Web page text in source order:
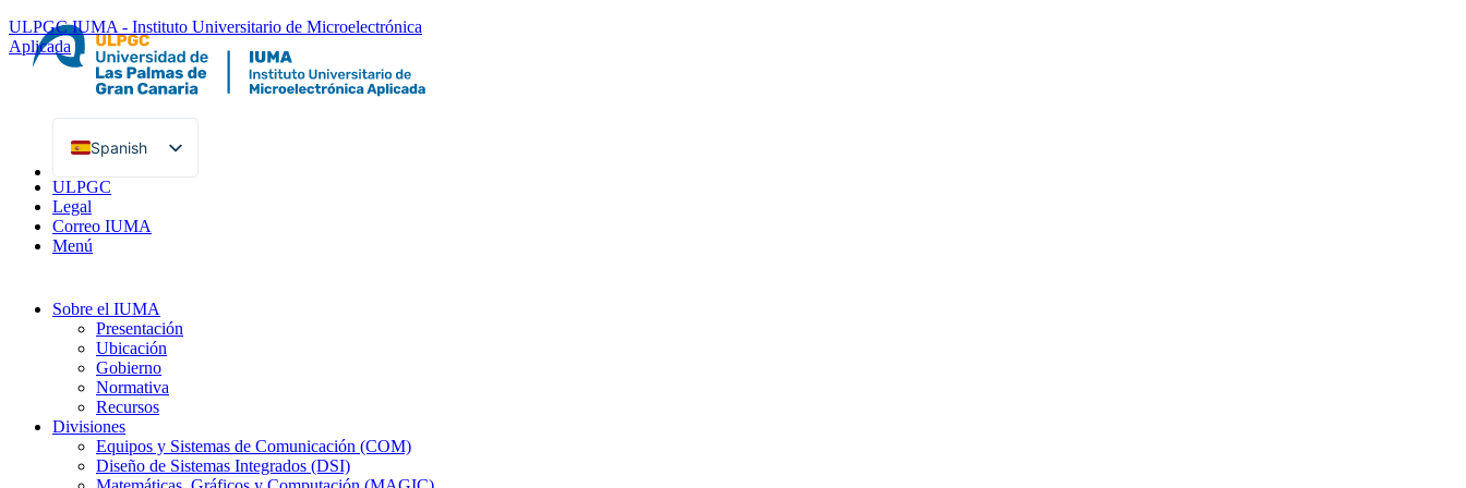
ULPGC IUMA - Instituto Universitario de Microelectrónica
Aplicada
Spanish
English
ULPGC
Legal
Correo IUMA
Menú
Sobre el IUMA
Presentación
Ubicación
Gobierno
Normativa
Recursos
Divisiones
Equipos y Sistemas de Comunicación (COM)
Diseño de Sistemas Integrados (DSI)